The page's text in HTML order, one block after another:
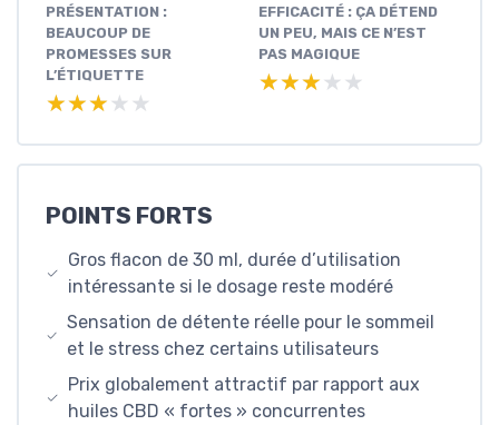
PRÉSENTATION :
BEAUCOUP DE
PROMESSES SUR
L’ÉTIQUETTE
★★★★★
★★★★★
EFFICACITÉ : ÇA DÉTEND
UN PEU, MAIS CE N’EST
PAS MAGIQUE
★★★★★
★★★★★
POINTS FORTS
Gros flacon de 30 ml, durée d’utilisation
intéressante si le dosage reste modéré
Sensation de détente réelle pour le sommeil
et le stress chez certains utilisateurs
Prix globalement attractif par rapport aux
huiles CBD « fortes » concurrentes